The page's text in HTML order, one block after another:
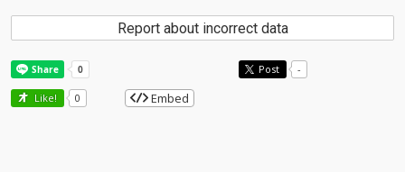
Report about incorrect data
Post -
Like! 0 Embed